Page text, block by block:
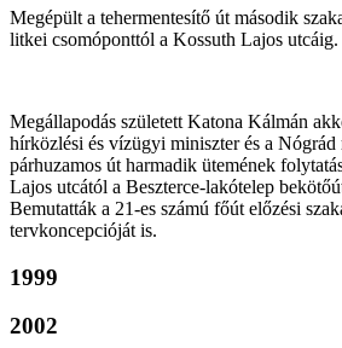
Megépült a tehermentesítő út második
litkei csomóponttól a Kossuth Lajos utcáig.
Megállapodás született Katona Kálmán
hírközlési és vízügyi miniszter és a Nógrád
párhuzamos út harmadik ütemének
Lajos utcától a Beszterce-lakótelep
Bemutatták a 21-es számú főút előzési
tervkoncepcióját is.
1999
2002